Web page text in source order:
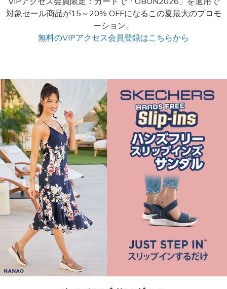
対象セール商品が15～20% OFFになるこの夏最大のプロモ
ーション。
無料のVIPアクセス会員登録はこちらから